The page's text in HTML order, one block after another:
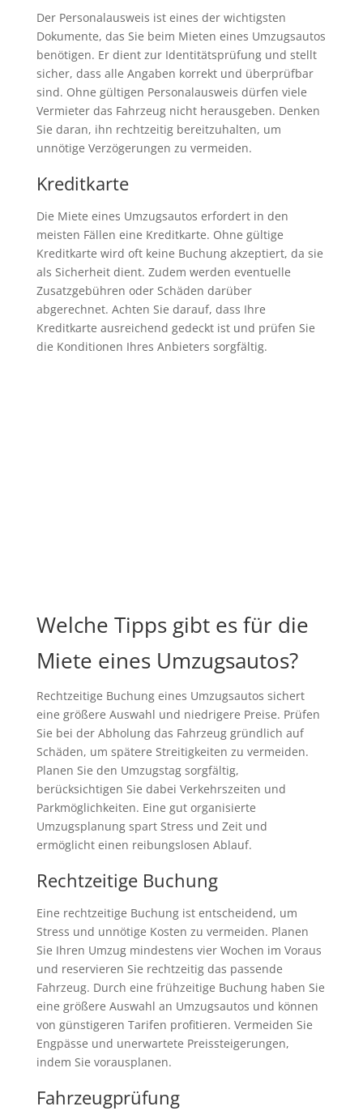
Der Personalausweis ist eines der wichtigsten
Dokumente, das Sie beim Mieten eines Umzugsautos
benötigen. Er dient zur Identitätsprüfung und stellt
sicher, dass alle Angaben korrekt und überprüfbar
sind. Ohne gültigen Personalausweis dürfen viele
Vermieter das Fahrzeug nicht herausgeben. Denken
Sie daran, ihn rechtzeitig bereitzuhalten, um
unnötige Verzögerungen zu vermeiden.
Kreditkarte
Die Miete eines Umzugsautos erfordert in den
meisten Fällen eine Kreditkarte. Ohne gültige
Kreditkarte wird oft keine Buchung akzeptiert, da sie
als Sicherheit dient. Zudem werden eventuelle
Zusatzgebühren oder Schäden darüber
abgerechnet. Achten Sie darauf, dass Ihre
Kreditkarte ausreichend gedeckt ist und prüfen Sie
die Konditionen Ihres Anbieters sorgfältig.
Welche Tipps gibt es für die
Miete eines Umzugsautos?
Rechtzeitige Buchung eines Umzugsautos sichert
eine größere Auswahl und niedrigere Preise. Prüfen
Sie bei der Abholung das Fahrzeug gründlich auf
Schäden, um spätere Streitigkeiten zu vermeiden.
Planen Sie den Umzugstag sorgfältig,
berücksichtigen Sie dabei Verkehrszeiten und
Parkmöglichkeiten. Eine gut organisierte
Umzugsplanung spart Stress und Zeit und
ermöglicht einen reibungslosen Ablauf.
Rechtzeitige Buchung
Eine rechtzeitige Buchung ist entscheidend, um
Stress und unnötige Kosten zu vermeiden. Planen
Sie Ihren Umzug mindestens vier Wochen im Voraus
und reservieren Sie rechtzeitig das passende
Fahrzeug. Durch eine frühzeitige Buchung haben Sie
eine größere Auswahl an Umzugsautos und können
von günstigeren Tarifen profitieren. Vermeiden Sie
Engpässe und unerwartete Preissteigerungen,
indem Sie vorausplanen.
Fahrzeugprüfung